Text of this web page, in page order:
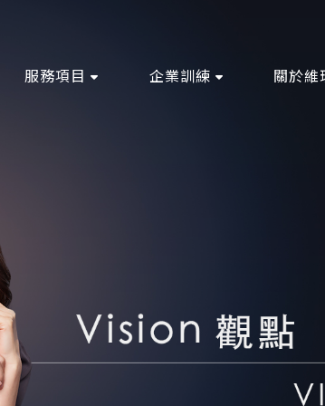
服務項目 企業訓練 關於維